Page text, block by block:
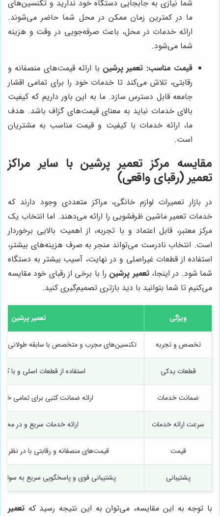
شما نیازی به جابجایی دستگاه خود ندارید و تکنسین‌های
ما در کمترین زمان ممکن در محل شما حاضر می‌شوند.
ارائه خدمات در محل، باعث صرفه‌جویی در وقت و هزینه
شما می‌شود.
قیمت مناسب: تعمیر پرشین با ارائه قیمت‌های منصفانه و
رقابتی، تلاش می‌کند تا خدمات خود را برای تمامی اقشار
جامعه قابل دسترس سازد. ما به این باور داریم که کیفیت
بالای خدمات نباید به معنای قیمت‌های گزاف باشد. هدف
ما، ارائه خدمات با کیفیت و قیمت مناسب به مشتریان
است.
مقایسه مرکز تعمیر پرشین با سایر مراکز
تعمیر (رقبای واقعی)
در بازار تعمیرات لوازم خانگی، مراکز متعددی وجود دارند که
خدمات تعمیر ماشین ظرفشویی را ارائه می‌دهند. اما انتخاب یک
مرکز معتبر، قابل اعتماد و با تجربه، از اهمیت بالایی برخوردار
است. انتخاب نادرست می‌تواند منجر به صرف هزینه‌های بیشتر،
استفاده از قطعات غیراصلی و در نهایت، آسیب بیشتر به دستگاه
شما شود. در اینجا،تعمیر پرشین را با برخی از رقبای خود مقایسه
می‌کنیم تا شما بتوانید با دید بازتری تصمیم‌گیری کنید.
ویژگی تعمیر پرشین
تخصص و تجربه تکنسین‌های مجرب و متخصص با سابقه طولانی در
قطعات یدکی استفاده از قطعات اصلی و با
ضمانت خدمات ارائه ضمانت کتبی برای تمامی
سرعت ارائه خدمات ارائه خدمات سریع و در
قیمت قیمت‌های منصفانه و رقابتی با در نظر
پشتیبانی پشتیبانی قوی و پاسخگویی سریع به
با توجه به این مقایسه، می‌توان به این نتیجه رسید که تعمیر